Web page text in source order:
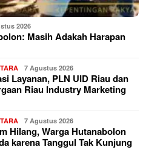
2026
Masih Adakah Harapan
7 Agustus 2026
Layanan, PLN UID Riau dan
Riau Industry Marketing
7 Agustus 2026
Hilang, Warga Hutanabolon
karena Tanggul Tak Kunjung